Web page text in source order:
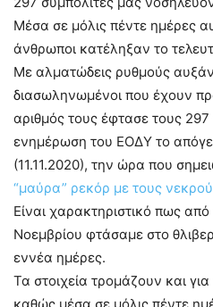
Μέσα σε μόλις πέντε ημέρες
άνθρωποι κατέληξαν το
Με αλματώδεις ρυθμούς
διασωληνωμένοι που έχουν
αριθμός τους έφτασε τους
ενημέρωση του ΕΟΔΥ το
(11.11.2020), την ώρα που
“μαύρα” ρεκόρ με τους
Είναι χαρακτηριστικό πως
Νοεμβρίου φτάσαμε στο
εννέα ημέρες.
Τα στοιχεία τρομάζουν και
καθώς μέσα σε μόλις πέντε